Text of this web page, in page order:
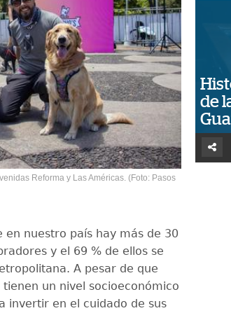
Reforma y Las Américas. (Foto: Pasos
nuestro país hay más de 30
y el 69 % de ellos se
A pesar de que
un nivel socioeconómico
invertir en el cuidado de sus
de